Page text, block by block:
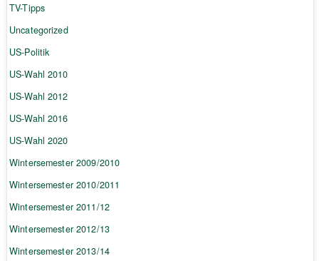
TV-Tipps
Uncategorized
US-Politik
US-Wahl 2010
US-Wahl 2012
US-Wahl 2016
US-Wahl 2020
Wintersemester 2009/2010
Wintersemester 2010/2011
Wintersemester 2011/12
Wintersemester 2012/13
Wintersemester 2013/14